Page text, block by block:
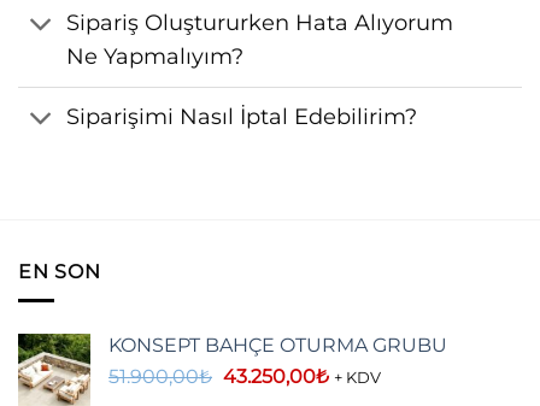
Sipariş Oluştururken Hata Alıyorum
Ne Yapmalıyım?
Siparişimi Nasıl İptal Edebilirim?
EN SON
KONSEPT BAHÇE OTURMA GRUBU
51.900,00₺ Orijinal
43.250,00₺Şu
+ KDV